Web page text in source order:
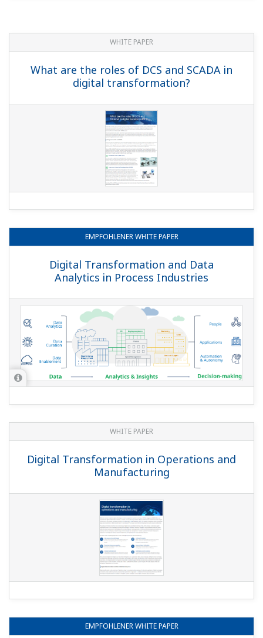
WHITE PAPER
What are the roles of DCS and SCADA in
digital transformation?
EMPFOHLENER WHITE PAPER
Digital Transformation and Data
Analytics in Process Industries
WHITE PAPER
Digital Transformation in Operations and
Manufacturing
EMPFOHLENER WHITE PAPER